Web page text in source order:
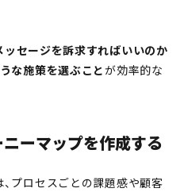
セージを訴求すればいいのか
な施策を選ぶことが効率的な
ーマップを作成する
プロセスごとの課題感や顧客